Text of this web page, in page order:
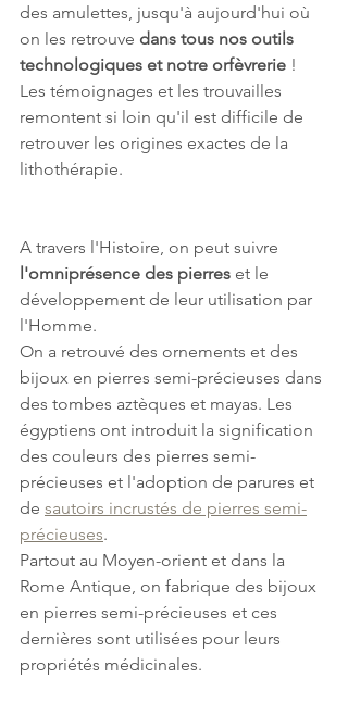
des amulettes, jusqu'à aujourd'hui où
on les retrouve dans tous nos outils
technologiques et notre orfèvrerie !
Les témoignages et les trouvailles
remontent si loin qu'il est difficile de
retrouver les origines exactes de la
lithothérapie.
A travers l'Histoire, on peut suivre
l'omniprésence des pierres et le
développement de leur utilisation par
l'Homme.
On a retrouvé des ornements et des
bijoux en pierres semi-précieuses dans
des tombes aztèques et mayas. Les
égyptiens ont introduit la signification
des couleurs des pierres semi-
précieuses et l'adoption de parures et
de sautoirs incrustés de pierres semi-
précieuses.
Partout au Moyen-orient et dans la
Rome Antique, on fabrique des bijoux
en pierres semi-précieuses et ces
dernières sont utilisées pour leurs
propriétés médicinales.